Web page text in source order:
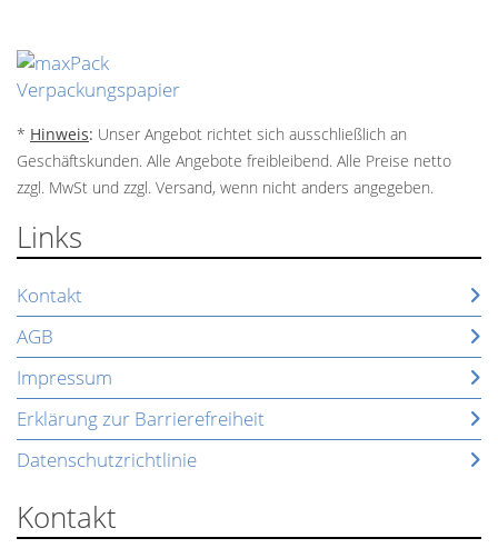
* Hinweis: Unser Angebot richtet sich ausschließlich an
Geschäftskunden. Alle Angebote freibleibend. Alle Preise netto
zzgl. MwSt und zzgl. Versand, wenn nicht anders angegeben.
Links
Kontakt
AGB
Impressum
Erklärung zur Barrierefreiheit
Datenschutzrichtlinie
Kontakt